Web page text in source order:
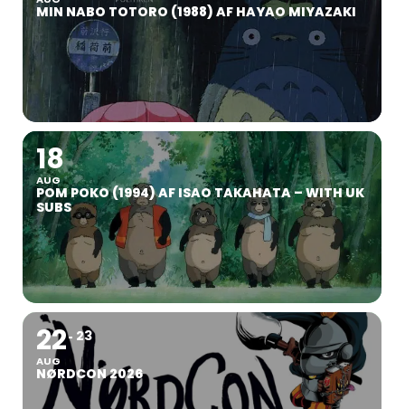
MIN NABO TOTORO (1988) AF HAYAO MIYAZAKI
18
AUG
POM POKO (1994) AF ISAO TAKAHATA – WITH UK
SUBS
22
AUG
23
NØRDCON 2026